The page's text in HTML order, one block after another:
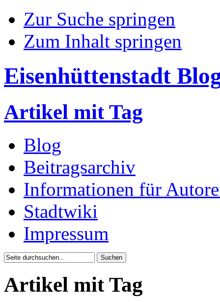
Zur Suche springen
Zum Inhalt springen
Eisenhüttenstadt
Artikel mit Tag
Blog
Beitragsarchiv
Informationen für
Stadtwiki
Impressum
Artikel mit Tag